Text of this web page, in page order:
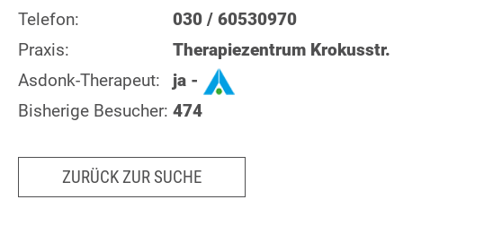
Telefon:
030 / 60530970
Praxis:
Therapiezentrum Krokusstr.
Asdonk-Therapeut:
ja -
Bisherige Besucher: 474
ZURÜCK ZUR SUCHE